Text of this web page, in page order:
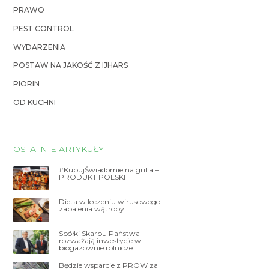
PRAWO
PEST CONTROL
WYDARZENIA
POSTAW NA JAKOŚĆ Z IJHARS
PIORIN
OD KUCHNI
OSTATNIE ARTYKUŁY
#KupujŚwiadomie na grilla –
PRODUKT POLSKI
Dieta w leczeniu wirusowego
zapalenia wątroby
Spółki Skarbu Państwa
rozważają inwestycje w
biogazownie rolnicze
Będzie wsparcie z PROW za